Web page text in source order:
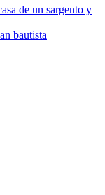
de un sargento y
bautista